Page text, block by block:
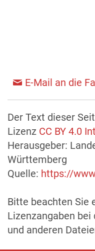
E-Mail an die
Der Text dieser
Lizenz CC BY 4.0
Herausgeber:
Württemberg
Quelle: https://
Bitte beachten Sie
Lizenzangaben bei
und anderen